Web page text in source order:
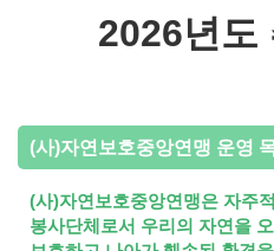
2026년도
(사)자연보호중앙연맹 운영
(사)자연보호중앙연맹은 자주
봉사단체로서 우리의 자연을